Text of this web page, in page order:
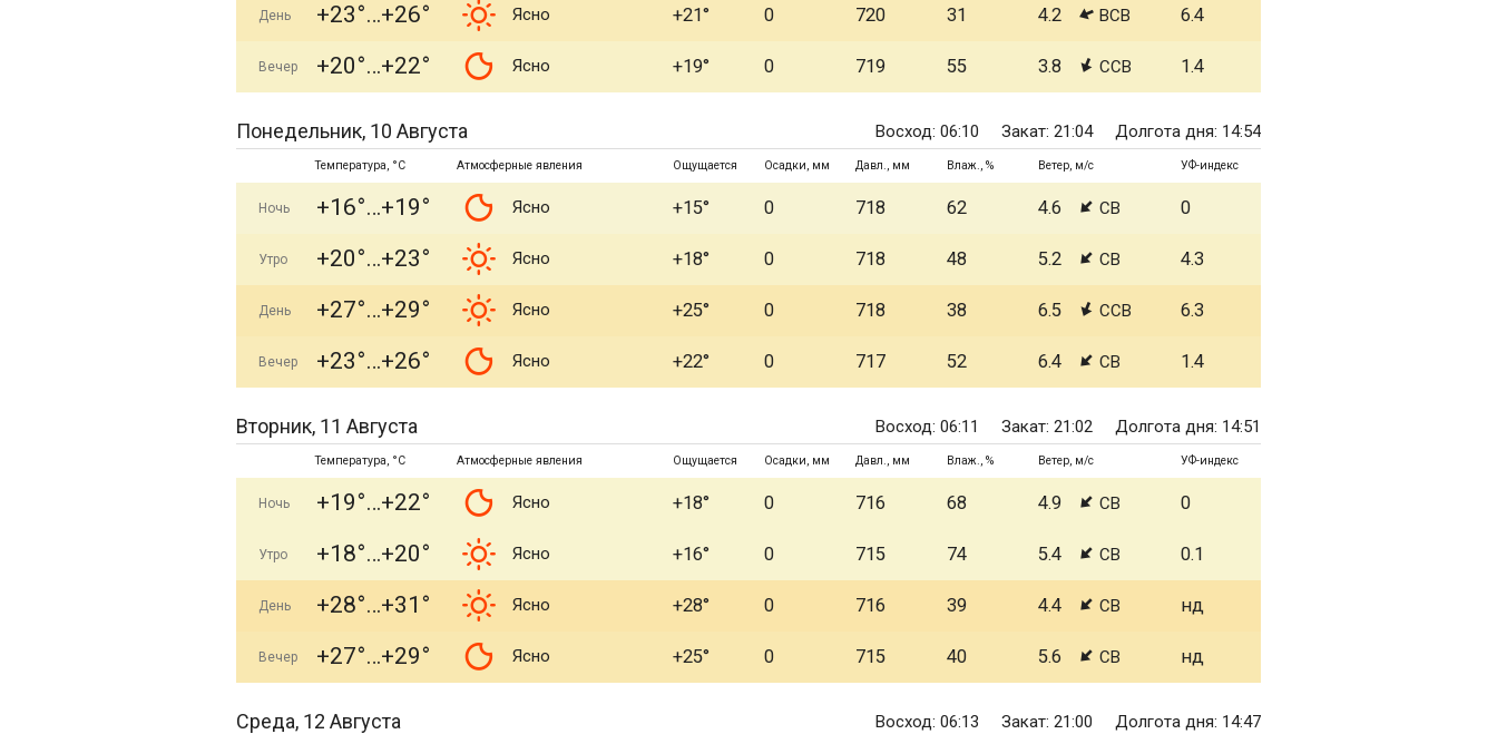
День +23° +26° Ясно +21° 0 720 31 4.2 ВСВ 6.4
Вечер +20° +22° Ясно +19° 0 719 55 3.8 ССВ 1.4
Понедельник, 10 Августа Восход: 06:10 Закат: 21:04 Долгота дня: 14:54
Температура, °C Атмосферные явления Ощущается Осадки, мм Давл., мм Влаж., % Ветер, м/с УФ-индекс
Ночь +16° +19° Ясно +15° 0 718 62 4.6 СВ 0
Утро +20° +23° Ясно +18° 0 718 48 5.2 СВ 4.3
День +27° +29° Ясно +25° 0 718 38 6.5 ССВ 6.3
Вечер +23° +26° Ясно +22° 0 717 52 6.4 СВ 1.4
Вторник, 11 Августа Восход: 06:11 Закат: 21:02 Долгота дня: 14:51
Температура, °C Атмосферные явления Ощущается Осадки, мм Давл., мм Влаж., % Ветер, м/с УФ-индекс
Ночь +19° +22° Ясно +18° 0 716 68 4.9 СВ 0
Утро +18° +20° Ясно +16° 0 715 74 5.4 СВ 0.1
День +28° +31° Ясно +28° 0 716 39 4.4 СВ нд
Вечер +27° +29° Ясно +25° 0 715 40 5.6 СВ нд
Среда, 12 Августа Восход: 06:13 Закат: 21:00 Долгота дня: 14:47